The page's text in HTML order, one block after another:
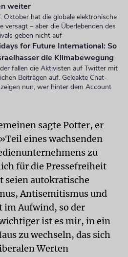
weiter
Oktober hat die globale elektronische
versagt – aber die Überlebenden des
geben nicht auf
for Future International: So
die Klimabewegung
fallen die Aktivisten auf Twitter mit
Beiträgen auf. Geleakte Chat-
nun, wer hinter dem Account
sagte Potter, er
eines wachsenden
zu
für die Pressefreiheit
seien autokratische
Antisemitismus und
im Aufwind, so der
ist es mir, in ein
zu wechseln, das sich
Werten